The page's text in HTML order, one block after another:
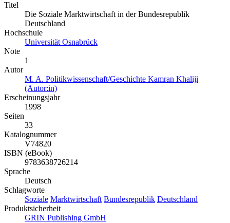
Titel
Die Soziale Marktwirtschaft in der Bundesrepublik
Deutschland
Hochschule
Universität Osnabrück
Note
1
Autor
M. A. Politikwissenschaft/Geschichte Kamran Khaliji
(Autor:in)
Erscheinungsjahr
1998
Seiten
33
Katalognummer
V74820
ISBN (eBook)
9783638726214
Sprache
Deutsch
Schlagworte
Soziale Marktwirtschaft Bundesrepublik Deutschland
Produktsicherheit
GRIN Publishing GmbH